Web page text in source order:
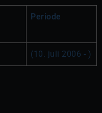
Periode
(10. juli 2006 - )